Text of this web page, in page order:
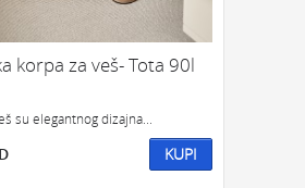
korpa za veš- Tota 90l
su elegantnog dizajna...
KUPI